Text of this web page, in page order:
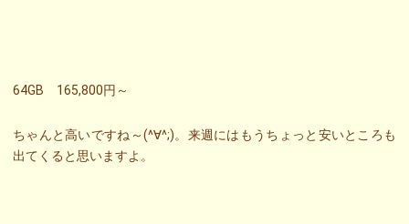
64GB 165,800円～
ちゃんと高いですね～(^∀^;)。来週にはもうちょっと安いところも
出てくると思いますよ。